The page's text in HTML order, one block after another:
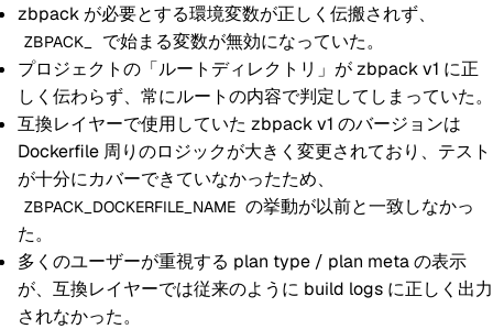
zbpack が必要とする環境変数が正しく伝搬されず、
ZBPACK_
で始まる変数が無効になっていた。
プロジェクトの「ルートディレクトリ」が zbpack v1 に正
しく伝わらず、常にルートの内容で判定してしまっていた。
互換レイヤーで使用していた zbpack v1 のバージョンは
Dockerfile 周りのロジックが大きく変更されており、テスト
が十分にカバーできていなかったため、
ZBPACK_DOCKERFILE_NAME の挙動が以前と一致しなかっ
た。
多くのユーザーが重視する plan type / plan meta の表示
が、互換レイヤーでは従来のように build logs に正しく出力
されなかった。